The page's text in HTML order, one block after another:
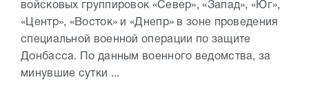
войсковых группировок «Север», «Запад», «Юг»,
«Центр», «Восток» и «Днепр» в зоне проведения
специальной военной операции по защите
Донбасса. По данным военного ведомства, за
минувшие сутки ...